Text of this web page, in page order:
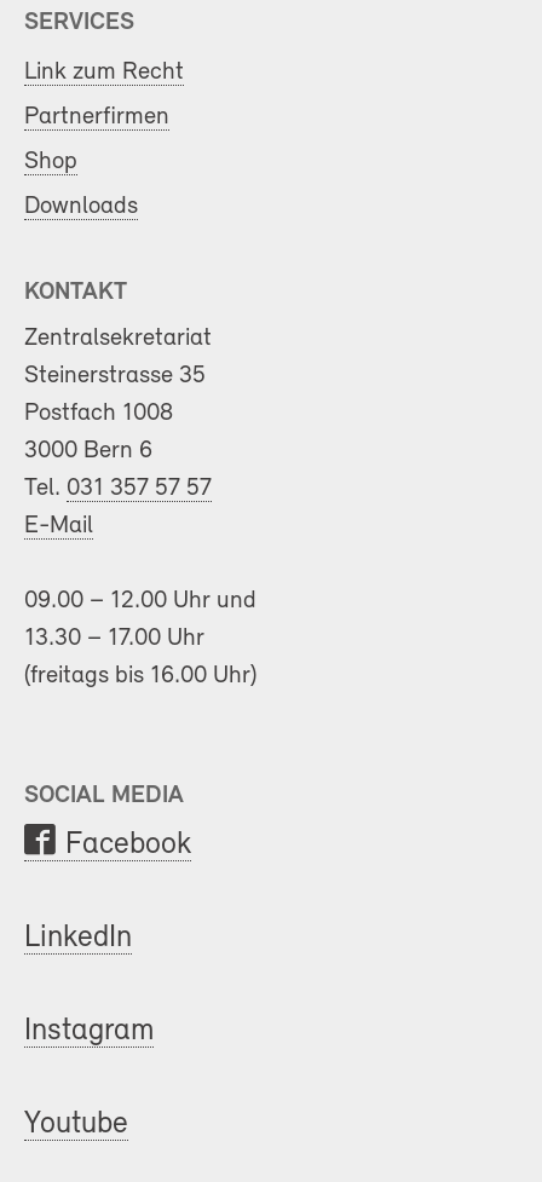
SERVICES
Link zum Recht
Partnerfirmen
Shop
Downloads
KONTAKT
Zentralsekretariat
Steinerstrasse 35
Postfach 1008
3000 Bern 6
Tel. 031 357 57 57
E-Mail
09.00 – 12.00 Uhr und
13.30 – 17.00 Uhr
(freitags bis 16.00 Uhr)
SOCIAL MEDIA
Facebook
LinkedIn
Instagram
Youtube